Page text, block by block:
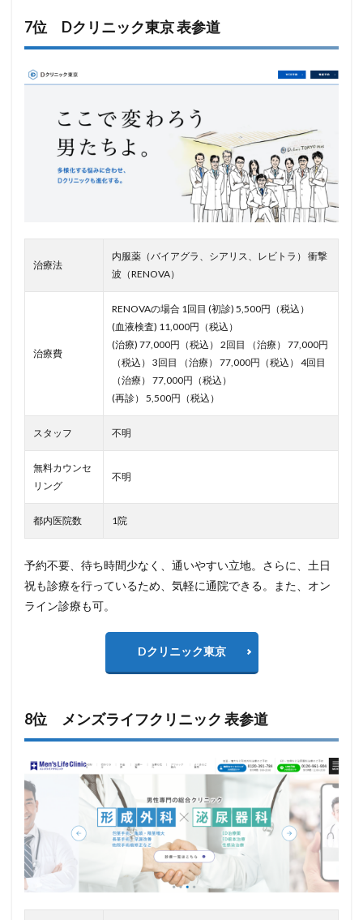
7位 Dクリニック東京 表参道
治療法
内服薬（バイアグラ、シアリス、レビトラ） 衝撃
波（RENOVA）
治療費
RENOVAの場合 1回目 (初診) 5,500円（税込）
(血液検査) 11,000円（税込）
(治療) 77,000円（税込） 2回目 （治療） 77,000円
（税込） 3回目 （治療） 77,000円（税込） 4回目
（治療） 77,000円（税込）
(再診） 5,500円（税込）
スタッフ 不明
無料カウンセ
リング
不明
都内医院数 1院
予約不要、待ち時間少なく、通いやすい立地。さらに、土日
祝も診療を行っているため、気軽に通院できる。また、オン
ライン診療も可。
Dクリニック東京
8位 メンズライフクリニック 表参道